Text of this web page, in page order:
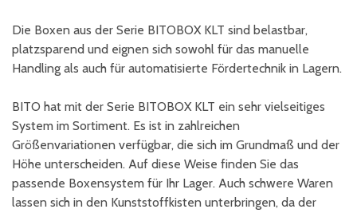
Die Boxen aus der Serie BITOBOX KLT sind belastbar,
platzsparend und eignen sich sowohl für das manuelle
Handling als auch für automatisierte Fördertechnik in Lagern.
BITO hat mit der Serie BITOBOX KLT ein sehr vielseitiges
System im Sortiment. Es ist in zahlreichen
Größenvariationen verfügbar, die sich im Grundmaß und der
Höhe unterscheiden. Auf diese Weise finden Sie das
passende Boxensystem für Ihr Lager. Auch schwere Waren
lassen sich in den Kunststoffkisten unterbringen, da der